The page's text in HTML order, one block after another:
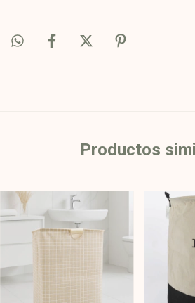
Productos